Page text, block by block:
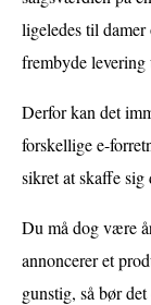
ligeledes til
frembyde levering
Derfor kan det
forskellige e-
sikret at skaffe sig
Du må dog være
annoncerer et
gunstig, så bør